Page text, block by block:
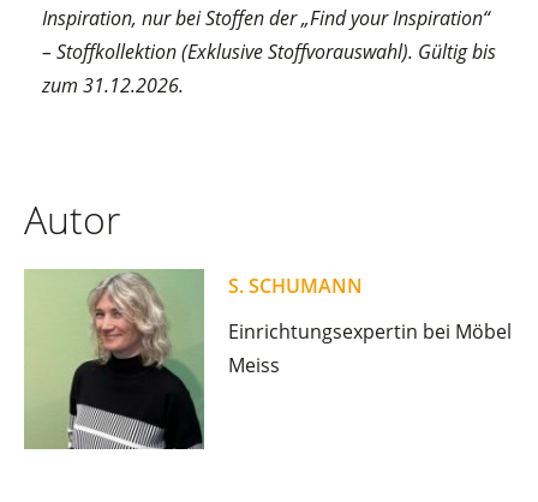
Inspiration, nur bei Stoffen der „Find your Inspiration“
– Stoffkollektion (Exklusive Stoffvorauswahl). Gültig bis
zum 31.12.2026.
Autor
S. SCHUMANN
Einrichtungsexpertin bei Möbel
Meiss